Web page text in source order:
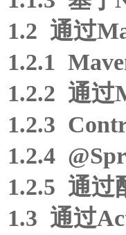
1.2 通过
1.2.1
1.2.2 通过
1.2.3
1.2.4
1.2.5 通
1.3 通过